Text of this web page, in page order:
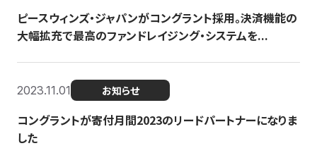
ピースウィンズ・ジャパンがコングラント採用。決済機能の
大幅拡充で最高のファンドレイジング・システムを...
2023.11.01 お知らせ
コングラントが寄付月間2023のリードパートナーになりま
した